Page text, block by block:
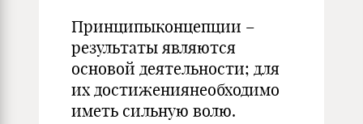
Принципыконцепции –
результаты являются
основой деятельности; для
их достижениянеобходимо
иметь сильную волю.